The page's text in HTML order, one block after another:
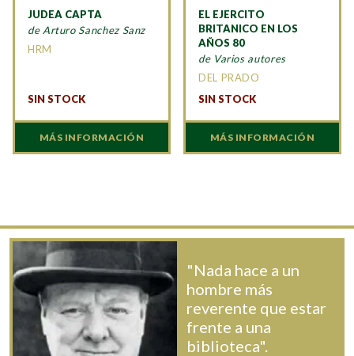
JUDEA CAPTA
de Arturo Sanchez Sanz
HRM
SIN STOCK
MÁS INFORMACIÓN
EL EJERCITO
BRITANICO EN LOS
AÑOS 80
de Varios autores
DEL PRADO
SIN STOCK
MÁS INFORMACIÓN
"Nada hace a un
hombre más
reverente que estar
frente a una
biblioteca".